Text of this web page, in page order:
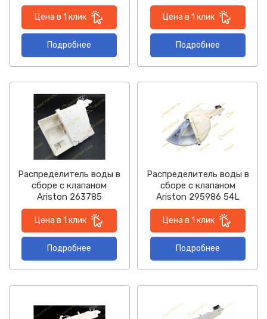
Цена в 1 клик
Подробнее
Цена в 1 клик
Подробнее
Распределитель воды в
сборе с клапаном
Ariston 263785
Цена в 1 клик
Подробнее
Распределитель воды в
сборе с клапаном
Ariston 295986 54L
Цена в 1 клик
Подробнее